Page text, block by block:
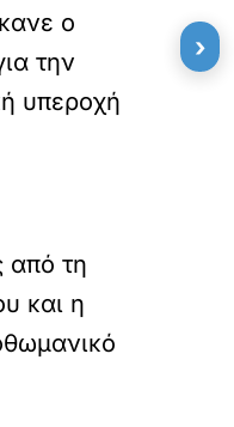
ο
την
υπεροχή
από τη
και η
›